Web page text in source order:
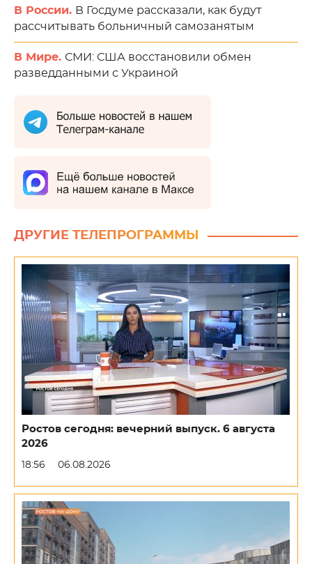
В России. В Госдуме рассказали, как будут
рассчитывать больничный самозанятым
В Мире. СМИ: США восстановили обмен
разведданными с Украиной
ДРУГИЕ ТЕЛЕПРОГРАММЫ
Ростов сегодня: вечерний выпуск. 6 августа
2026
18:56 06.08.2026